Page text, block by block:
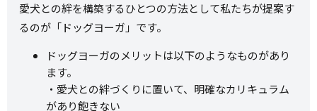
愛犬との絆を構築するひとつの方法として私たちが提案す
るのが「ドッグヨーガ」です。
ドッグヨーガのメリットは以下のようなものがあり
ます。
・愛犬との絆づくりに置いて、明確なカリキュラム
があり飽きない